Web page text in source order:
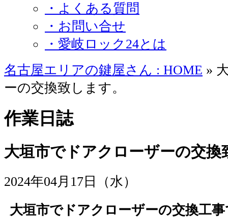
・よくある質問
・お問い合せ
・愛岐ロック24とは
名古屋エリアの鍵屋さん : HOME »
ーの交換致します。
作業日誌
大垣市でドアクローザーの交換
2024年04月17日（水）
大垣市でドアクローザーの交換工